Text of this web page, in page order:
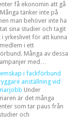
få ekonomin att gå
tänker inte på
man behöver inte ha
sina studier och tagit
i yrkeslivet för att kunna
i ett
Många av dessa
med…
i fackförbund
anställning vid
Under
är det många
som tar paus från
och